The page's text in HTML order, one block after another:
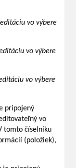
vo výbere
vo výbere
vo výbere
pripojený
vo
tomto číselníku
(položiek),